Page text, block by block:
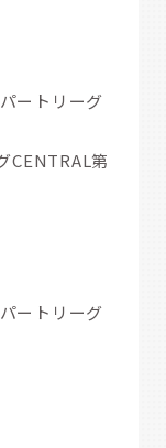
ートリーグ
CENTRAL第
ートリーグ